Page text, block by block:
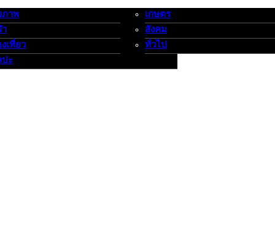
กีฬาท่องเที่ยว-ศิลปะ
าพ
เที่ยว
ะ
เกษตร-สังคม-ทั่วไป
เกษตร
สังคม
ทั่วไป